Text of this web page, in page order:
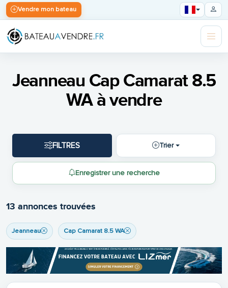
Vendre mon bateau
Jeanneau Cap Camarat 8.5
WA à vendre
FILTRES Trier
Enregistrer une recherche
13 annonces trouvées
Jeanneau Cap Camarat 8.5 WA